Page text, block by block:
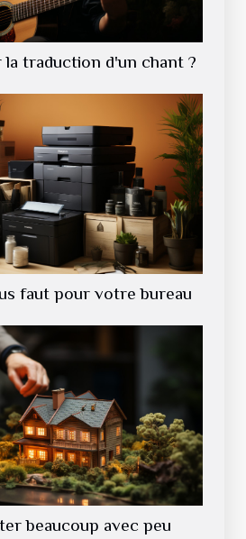
la traduction d'un chant ?
faut pour votre bureau
beaucoup avec peu